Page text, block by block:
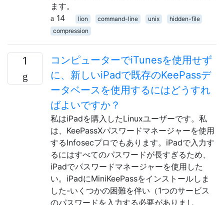
ます。
14
lion command-line unix
hidden-file
compression
1
コンピューターでiTunesを使用せず
に、新しいiPadで既存のKeePassデ
ータベースを使用するにはどうすれ
ばよいですか？
私はiPadを購入したLinuxユーザーです。私
は、KeePassXパスワードマネージャーを使用
するInfosecプロでもあります。iPadで入力す
るにはすべてのパスワードが長すぎるため、
iPadでパスワードマネージャーを使用した
い。iPadにMiniKeePassをインストールしま
した-いくつかの困難を伴い（1つのサービス
のパスワードを入力する必要がありまし